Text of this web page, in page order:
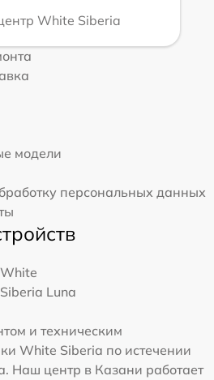
White Siberia
модели
персональных данных
White
Siberia Luna
и техническим
White Siberia по истечении
Наш центр в Казани работает